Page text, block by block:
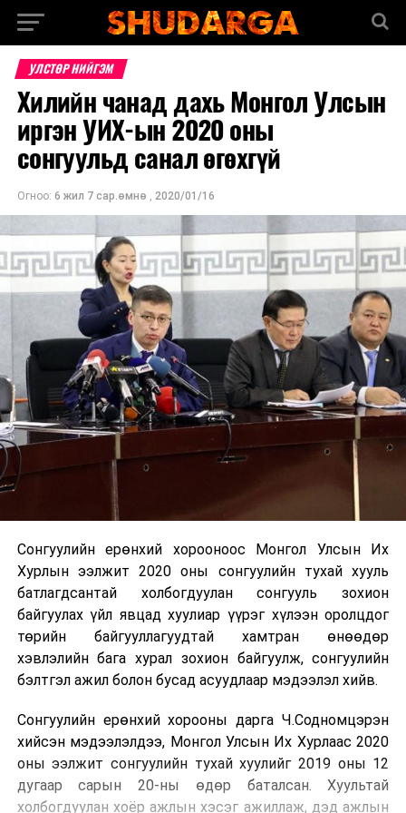
УЛСТӨР НИЙГЭМ
Хилийн чанад дахь Монгол Улсын
иргэн УИХ-ын 2020 оны
сонгуульд санал өгөхгүй
Огноо: 6 жил 7 сар.өмнө , 2020/01/16
Сонгуулийн ерөнхий хорооноос Монгол Улсын Их
Хурлын ээлжит 2020 оны сонгуулийн тухай хууль
батлагдсантай холбогдуулан сонгууль зохион
байгуулах үйл явцад хуулиар үүрэг хүлээн оролцдог
төрийн байгууллагуудтай хамтран өнөөдөр
хэвлэлийн бага хурал зохион байгуулж, сонгуулийн
бэлтгэл ажил болон бусад асуудлаар мэдээлэл хийв.
Сонгуулийн ерөнхий хорооны дарга Ч.Содномцэрэн
хийсэн мэдээлэлдээ, Монгол Улсын Их Хурлаас 2020
оны ээлжит сонгуулийн тухай хуулийг 2019 оны 12
дугаар сарын 20-ны өдөр баталсан. Хуультай
холбогдуулан хоёр ажлын хэсэг ажиллаж, дэд ажлын